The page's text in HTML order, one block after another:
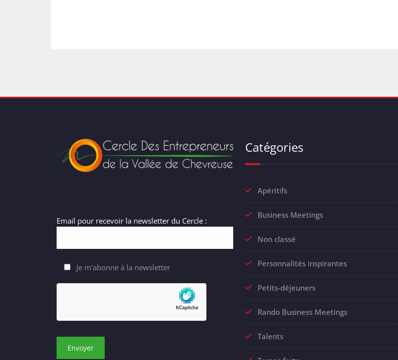
Email pour recevoir la newsletter du Cercle :
Je m'abonne à la newsletter
Catégories
Apéritifs
Business Meetings
Non classé
Personnalités inspirantes
Petits-déjeuners
Rando Business Meetings
Talents